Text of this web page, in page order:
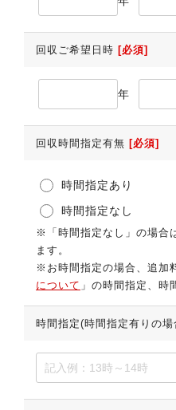
回収ご希望日時 [必須]
年
回収時間指定有無 [必須]
時間指定あり
時間指定なし
※「時間指定なし」の場合
ます。
※お時間指定の場合、追加
について 」の時間指定、時
時間指定(時間指定有りの場